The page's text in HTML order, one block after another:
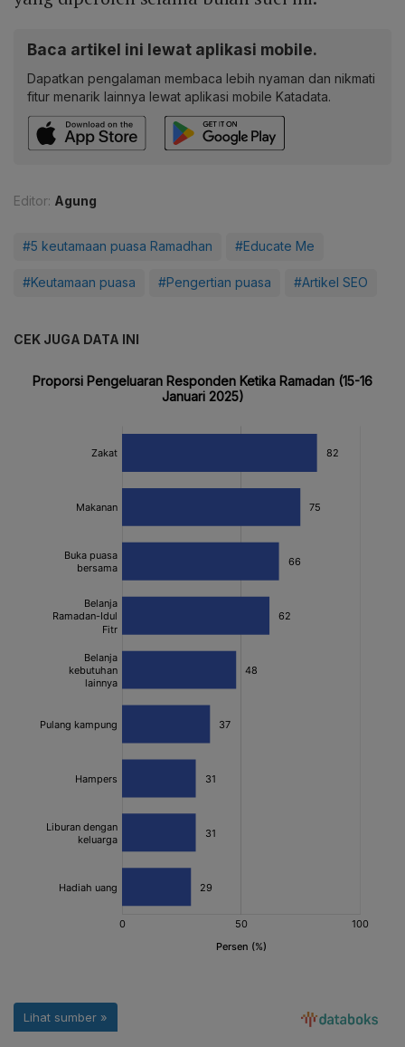
Baca artikel ini lewat aplikasi mobile.
Dapatkan pengalaman membaca lebih nyaman dan nikmati
fitur menarik lainnya lewat aplikasi mobile Katadata.
Editor: Agung
#5 keutamaan puasa Ramadhan #Educate Me
#Keutamaan puasa #Pengertian puasa #Artikel SEO
CEK JUGA DATA INI